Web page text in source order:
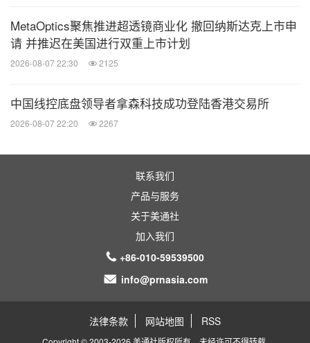
MetaOptics聚焦推进超透镜商业化 撤回纳斯达克上市申
请 并推迟在美国进行双重上市计划
2026-08-07 22:30 2125
中国线控底盘领导者拿森科技成功登陆香港交易所
2026-08-07 22:20 2267
联系我们
产品与服务
关于美通社
加入我们
+86-010-59539500
info@prnasia.com
法律条款 网站地图 RSS